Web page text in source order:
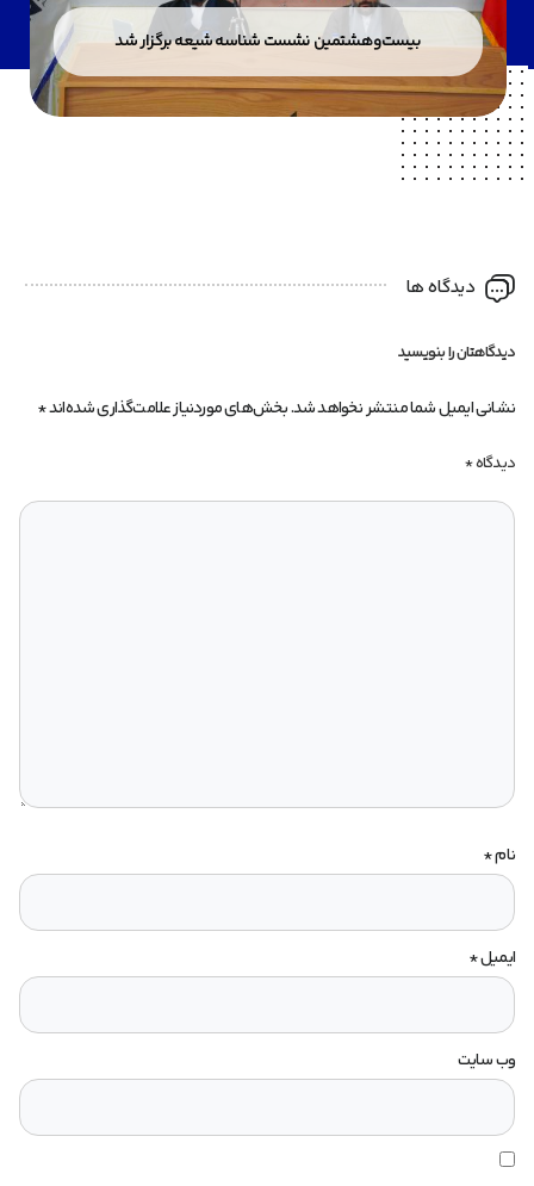
بیست‌وهشتمین نشست شناسه شیعه برگزار شد
دیدگاه ها
دیدگاهتان را بنویسید
نشانی ایمیل شما منتشر نخواهد شد.بخش‌های موردنیاز علامت‌گذاری شده‌اند*
دیدگاه*
نام*
ایمیل*
وب‌ سایت